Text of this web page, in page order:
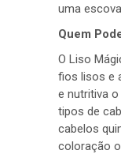
uma
Quem
O Liso
fios lisos e
e nutritiva
tipos de
cabelos
coloração